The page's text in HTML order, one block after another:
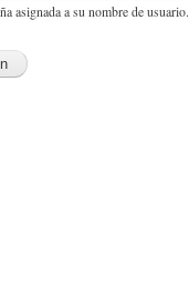
asignada a su nombre de usuario.